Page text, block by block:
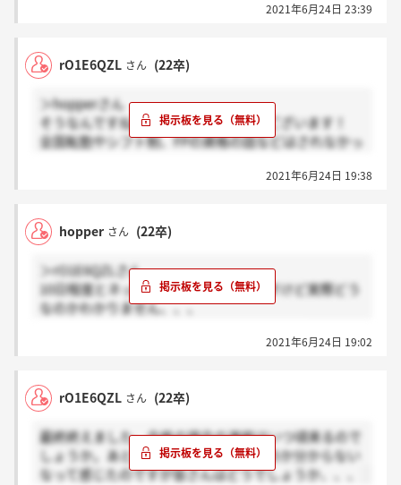
2021年6月24日 23:39
rO1E6QZL さん (22卒)
＞hopperさん
そうなんですね！わざわざありがとうございます！
全国転勤やシフト制、FPの資格の話などはされなかっ
2021年6月24日 19:38
hopper さん (22卒)
＞rO1E6QZLさん
10日程度とネットとかでは言われてますけど実際どう
なのかわかりません、、、
2021年6月24日 19:02
rO1E6QZL さん (22卒)
最終終えました。合格の場合の連絡はいつ頃来るので
しょうか。あと、どこで判断されてるのか分からない
なって感じたのですが皆さんはどうでしょうか、、、